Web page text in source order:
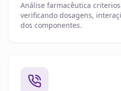
Análise farmacêutica
verificando dosagens,
dos componentes.